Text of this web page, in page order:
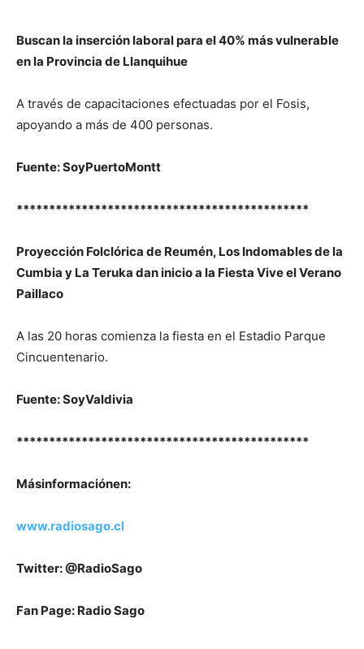
Buscan la inserción laboral para el 40% más vulnerable
en la Provincia de Llanquihue
A través de capacitaciones efectuadas por el Fosis,
apoyando a más de 400 personas.
Fuente: SoyPuertoMontt
*********************************************
Proyección Folclórica de Reumén, Los Indomables de la
Cumbia y La Teruka dan inicio a la Fiesta Vive el Verano
Paillaco
A las 20 horas comienza la fiesta en el Estadio Parque
Cincuentenario.
Fuente: SoyValdivia
*********************************************
Másinformaciónen:
www.radiosago.cl
Twitter: @RadioSago
Fan Page: Radio Sago